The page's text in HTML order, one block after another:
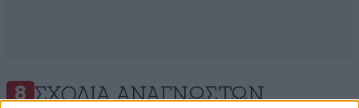
8 ΣΧΌΛΙΑ ΑΝΑΓΝΩΣΤΏΝ